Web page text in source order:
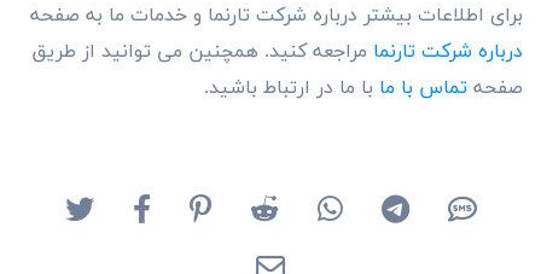
برای اطلاعات بیشتر درباره شرکت تارنما و خدمات ما به صفحه
درباره شرکت تارنما مراجعه کنید. همچنین می توانید از طریق
صفحه تماس با ما با ما در ارتباط باشید.